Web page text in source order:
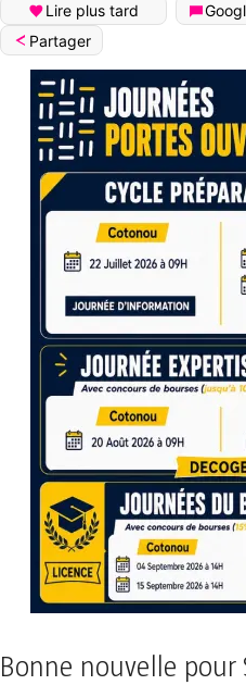
Lire plus tard
Partager
Bonne nouvelle pour